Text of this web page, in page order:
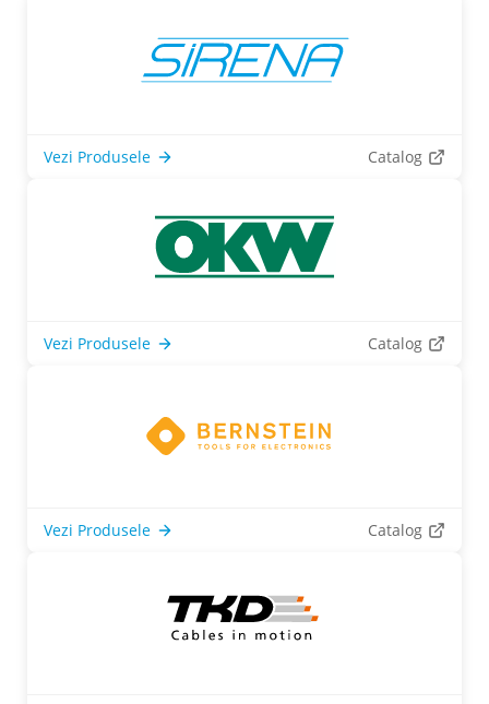
Vezi Produsele Catalog
Vezi Produsele Catalog
Vezi Produsele Catalog